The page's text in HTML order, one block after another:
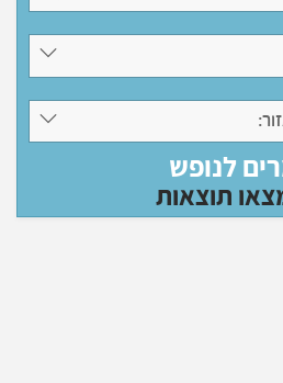
לנופש
תוצאות